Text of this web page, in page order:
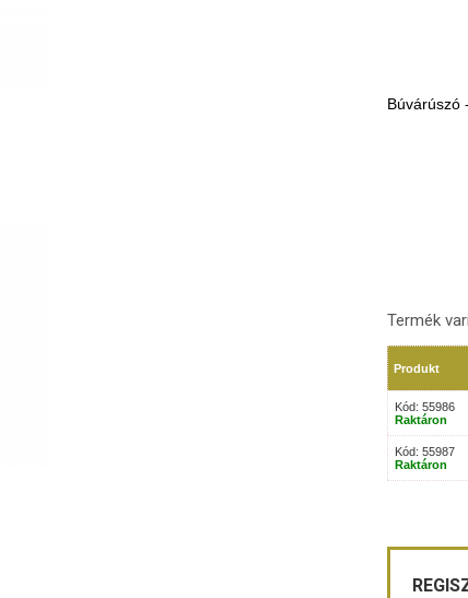
Búvárúszó
Termék
Produkt
Kód: 55986
Raktáron
Kód: 55987
Raktáron